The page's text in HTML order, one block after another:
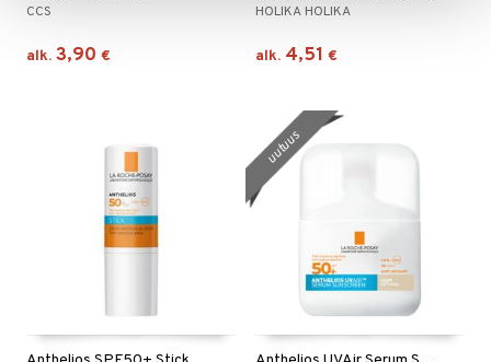
CCS
alk. 3,90 €
HOLIKA HOLIKA
alk. 4,51 €
uutuus